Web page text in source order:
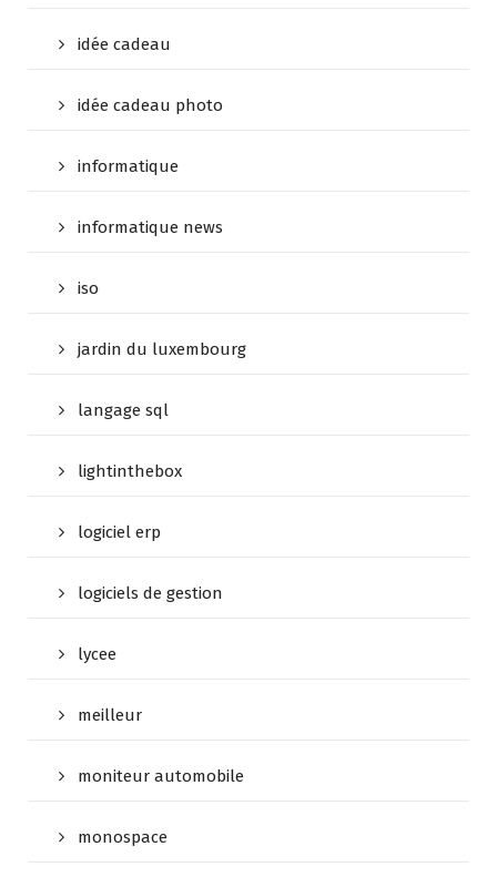
idée cadeau
idée cadeau photo
informatique
informatique news
iso
jardin du luxembourg
langage sql
lightinthebox
logiciel erp
logiciels de gestion
lycee
meilleur
moniteur automobile
monospace